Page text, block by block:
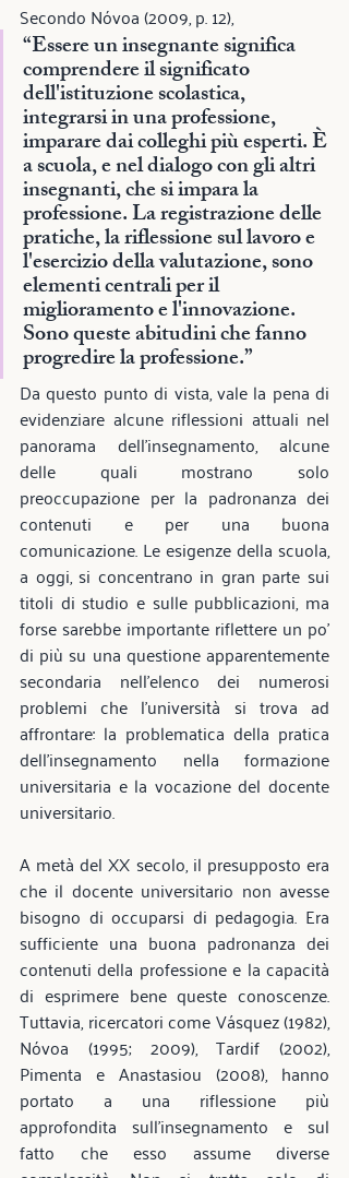
Secondo Nóvoa (2009, p. 12),
“Essere un insegnante significa
comprendere il significato
dell'istituzione scolastica,
integrarsi in una professione,
imparare dai colleghi più esperti. È
a scuola, e nel dialogo con gli altri
insegnanti, che si impara la
professione. La registrazione delle
pratiche, la riflessione sul lavoro e
l'esercizio della valutazione, sono
elementi centrali per il
miglioramento e l'innovazione.
Sono queste abitudini che fanno
progredire la professione.”
Da questo punto di vista, vale la pena di
evidenziare alcune riflessioni attuali nel
panorama dell'insegnamento, alcune
delle quali mostrano solo
preoccupazione per la padronanza dei
contenuti e per una buona
comunicazione. Le esigenze della scuola,
a oggi, si concentrano in gran parte sui
titoli di studio e sulle pubblicazioni, ma
forse sarebbe importante riflettere un po'
di più su una questione apparentemente
secondaria nell'elenco dei numerosi
problemi che l'università si trova ad
affrontare: la problematica della pratica
dell'insegnamento nella formazione
universitaria e la vocazione del docente
universitario.
A metà del XX secolo, il presupposto era
che il docente universitario non avesse
bisogno di occuparsi di pedagogia. Era
sufficiente una buona padronanza dei
contenuti della professione e la capacità
di esprimere bene queste conoscenze.
Tuttavia, ricercatori come Vásquez (1982),
Nóvoa (1995; 2009), Tardif (2002),
Pimenta e Anastasiou (2008), hanno
portato a una riflessione più
approfondita sull'insegnamento e sul
fatto che esso assume diverse